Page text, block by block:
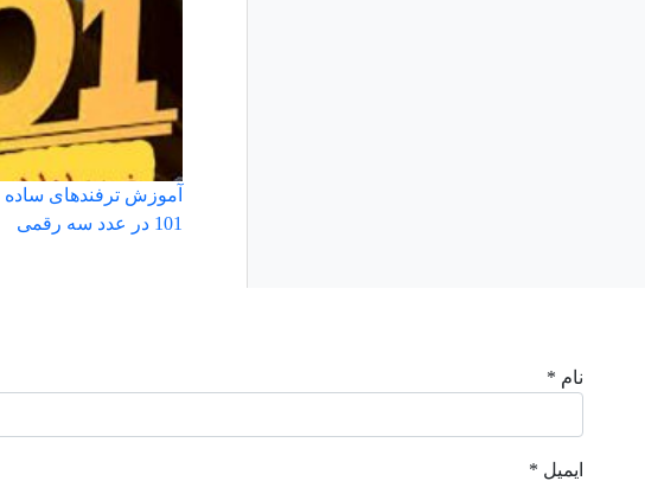
آموزش ترفندهای
101 در عدد سه رقمی
نام *
ایمیل *